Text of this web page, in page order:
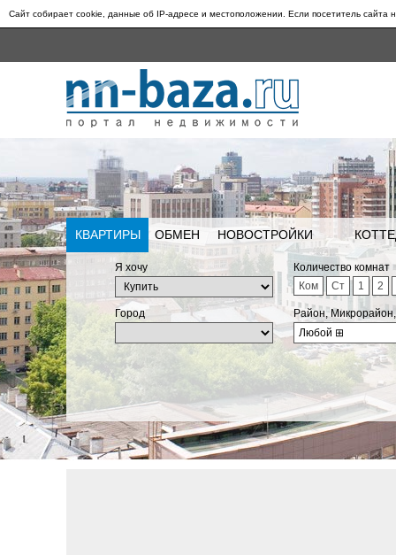
Сайт собирает cookie, данные об IP-адресе и местоположении. Если посетитель сайта
КВАРТИРЫ ОБМЕН НОВОСТРОЙКИ
Я хочу
Количество комнат
Ком
Ст 1 2
Город
Район,
Любой ⊞